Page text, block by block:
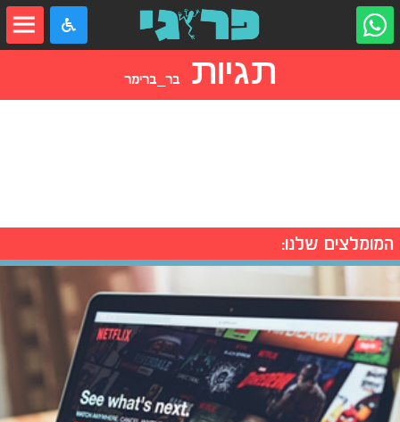
תגיות בר_ברימר
המומלצים שלנו: